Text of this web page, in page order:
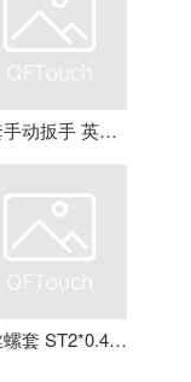
螺套手动扳手 英制牙套扳手，钢丝螺套扳手 螺套工具
钢丝螺套 ST2*0.4*4 丝套 钢丝牙套 护套 元亨机械